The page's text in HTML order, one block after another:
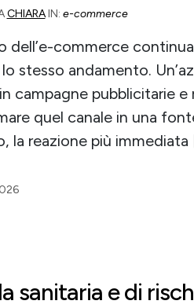
CHIARAIN: e-commerce
dell’e-commerce
stesso andamento.
campagne pubblicitarie
quel canale in una
la reazione più immediata
sanitaria e di